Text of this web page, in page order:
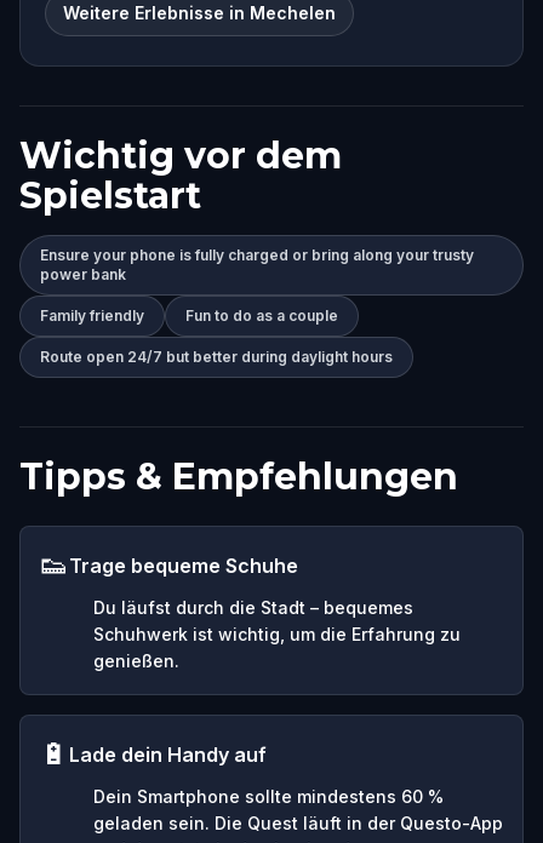
Weitere Erlebnisse in Mechelen
Wichtig vor dem
Spielstart
Ensure your phone is fully charged or bring along your trusty
power bank
Family friendly Fun to do as a couple
Route open 24/7 but better during daylight hours
Tipps & Empfehlungen
👟 Trage bequeme Schuhe
Du läufst durch die Stadt – bequemes
Schuhwerk ist wichtig, um die Erfahrung zu
genießen.
🔋 Lade dein Handy auf
Dein Smartphone sollte mindestens 60 %
geladen sein. Die Quest läuft in der Questo-App